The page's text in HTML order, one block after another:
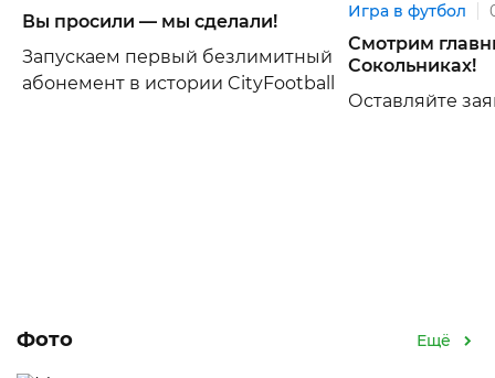
Вы просили — мы сделали!
Запускаем первый безлимитный
абонемент в истории CityFootball
Игра в футбол
Смотрим
Сокольниках!
Оставляйте
Фото Ещё